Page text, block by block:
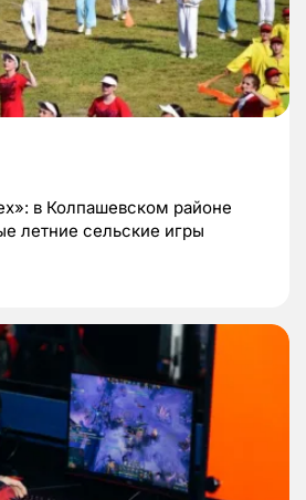
в Колпашевском районе
летние сельские игры